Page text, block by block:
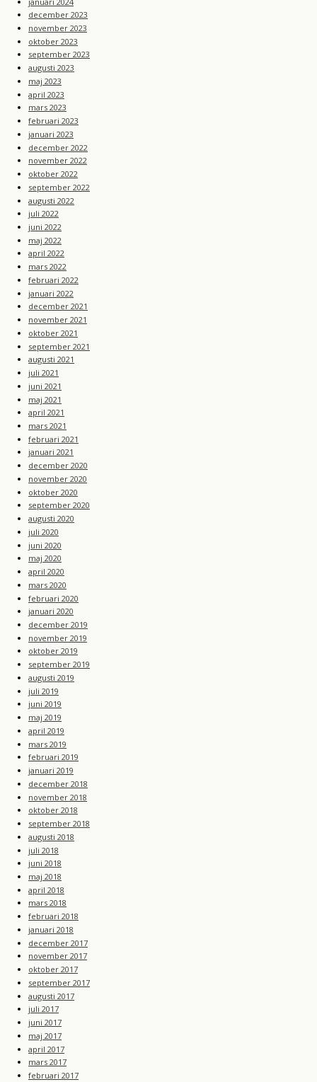
december 2023
november 2023
oktober 2023
september 2023
augusti 2023
maj 2023
april 2023
mars 2023
februari 2023
januari 2023
december 2022
november 2022
oktober 2022
september 2022
augusti 2022
juli 2022
juni 2022
maj 2022
april 2022
mars 2022
februari 2022
januari 2022
december 2021
november 2021
oktober 2021
september 2021
augusti 2021
juli 2021
juni 2021
maj 2021
april 2021
mars 2021
februari 2021
januari 2021
december 2020
november 2020
oktober 2020
september 2020
augusti 2020
juli 2020
juni 2020
maj 2020
april 2020
mars 2020
februari 2020
januari 2020
december 2019
november 2019
oktober 2019
september 2019
augusti 2019
juli 2019
juni 2019
maj 2019
april 2019
mars 2019
februari 2019
januari 2019
december 2018
november 2018
oktober 2018
september 2018
augusti 2018
juli 2018
juni 2018
maj 2018
april 2018
mars 2018
februari 2018
januari 2018
december 2017
november 2017
oktober 2017
september 2017
augusti 2017
juli 2017
juni 2017
maj 2017
april 2017
mars 2017
februari 2017